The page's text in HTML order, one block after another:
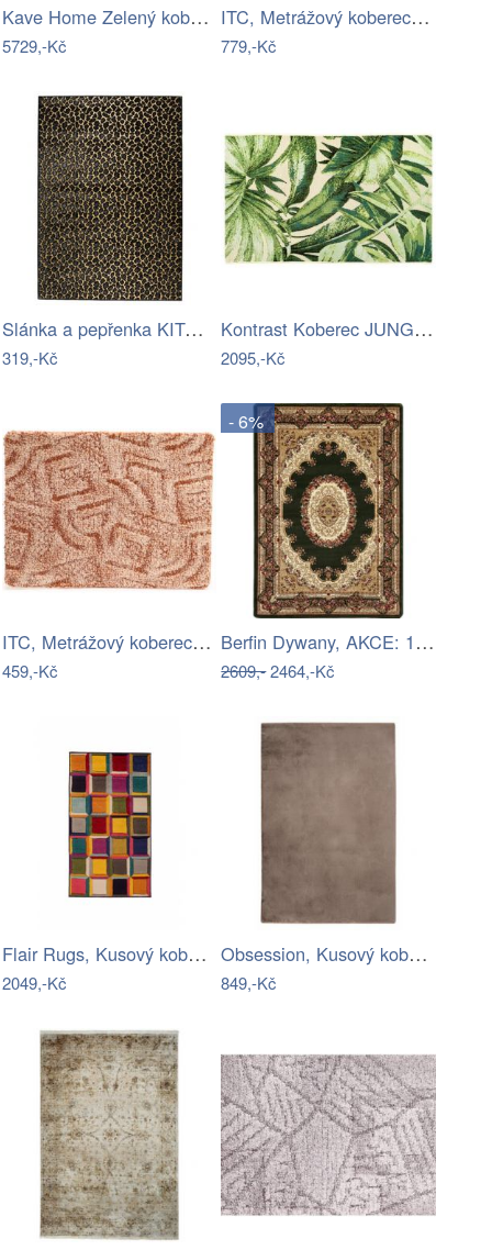
Kave Home Zelený koberec Empuries 160 x…
5729,-Kč
ITC, Metrážový koberec Nicosia 54, na…
779,-Kč
Slánka a pepřenka KITCHEN ART ASA…
319,-Kč
Kontrast Koberec JUNGLE II 150x220 cm…
2095,-Kč
ITC, Metrážový koberec Bella Marbella…
459,-Kč
- 6%
Berfin Dywany, AKCE: 120x180 cm Kusový…
2609,-2464,-Kč
Flair Rugs, Kusový koberec Spectrum…
2049,-Kč
Obsession, Kusový koberec Cha Cha 535…
849,-Kč